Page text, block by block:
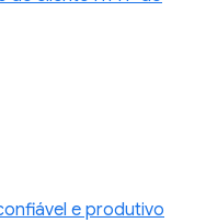
e produtivo